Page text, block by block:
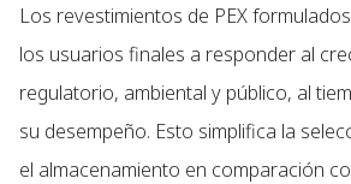
Los revestimientos de PEX
los usuarios finales a responder al
regulatorio, ambiental y público, al
su desempeño. Esto simplifica la
el almacenamiento en comparación